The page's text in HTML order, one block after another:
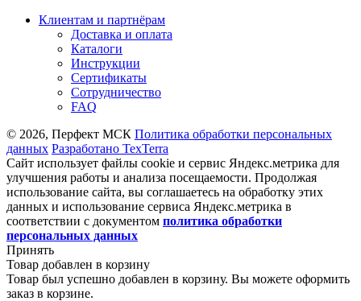
Клиентам и партнёрам
Доставка и оплата
Каталоги
Инструкции
Сертификаты
Сотрудничество
FAQ
© 2026, Перфект МСК Политика обработки персональных
данных Разработано TexTerra
Сайт использует файлы cookie и сервис Яндекс.метрика для
улучшения работы и анализа посещаемости. Продолжая
использование сайта, вы соглашаетесь на обработку этих
данных и использование сервиса Яндекс.метрика в
соответствии с документом политика обработки
персональных данных
Принять
Товар добавлен в корзину
Товар был успешно добавлен в корзину. Вы можете оформить
заказ в корзине.